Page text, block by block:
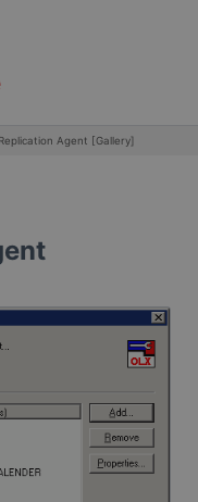
Agent [Gallery]